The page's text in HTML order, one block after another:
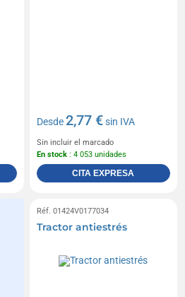
Desde2,77 €sin IVA
Sin incluir el marcado
En stock : 4 053 unidades
CITA EXPRESA
Réf. 01424V0177034
Tractor antiestrés